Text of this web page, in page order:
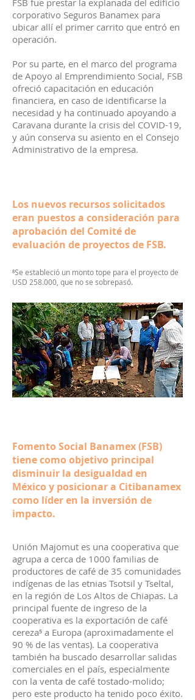
FSB fue prestar la explanada del edificio
corporativo Seguros Banamex para
ubicar allí el primer carrito que entró en
operación.
Por su parte, en el marco del programa
de Apoyo al Emprendimiento Social, FSB
ofreció capacitación en educación
financiera, en caso de identificarse la
necesidad y ha continuado apoyando a
Caravana durante la crisis del COVID-19,
y aún conserva su asiento en el Consejo
Administrativo de la empresa.
Los nuevos recursos solicitados
eran puestos a consideración para
aprobación del Comité de
evaluación de proyectos de FSB.
⁸Se estableció un monto tope para el proyecto de
USD 258.000, que no se sobrepasó.
Fomento Social Banamex (FSB)
tiene como objetivo principal
disminuir la desigualdad en
México y posicionar a Citibanamex
como líder en la inversión de
impacto.
Unión Majomut es una cooperativa que
agrupa a cerca de 1000 familias de
productores de café de 35 comunidades
indígenas de las etnias Tsotsil y Tseltal,
en la región de Los Altos de Chiapas. La
principal fuente de ingreso de la
cooperativa es la exportación de café
cereza⁵ a Europa (aproximadamente el
90 % de las ventas). La cooperativa
también ha buscado desarrollar salidas
comerciales en el país, especialmente
con la venta de café tostado-molido;
pero este producto ha tenido poco éxito.